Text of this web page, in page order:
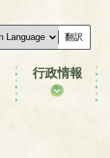
翻訳
行政情報